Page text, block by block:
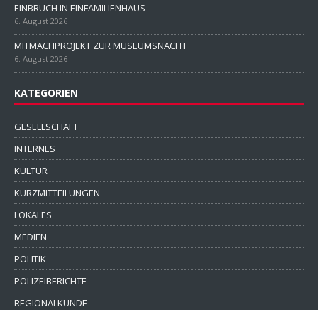
EINBRUCH IN EINFAMILIENHAUS
6. August 2026
MITMACHPROJEKT ZUR MUSEUMSNACHT
6. August 2026
KATEGORIEN
GESELLSCHAFT
INTERNES
KULTUR
KURZMITTEILUNGEN
LOKALES
MEDIEN
POLITIK
POLIZEIBERICHTE
REGIONALKUNDE